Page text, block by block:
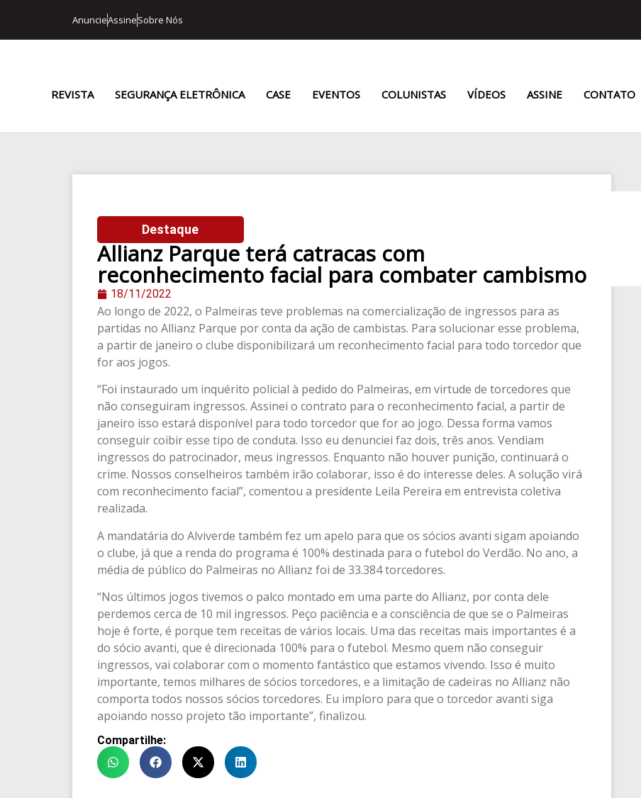
AnuncieAssineSobre Nós
REVISTA SEGURANÇA ELETRÔNICA CASE EVENTOS COLUNISTAS VÍDEOS ASSINE CONTATO
Destaque
Allianz Parque terá catracas com
reconhecimento facial para combater cambismo
18/11/2022
Ao longo de 2022, o Palmeiras teve problemas na comercialização de ingressos para as
partidas no Allianz Parque por conta da ação de cambistas. Para solucionar esse problema,
a partir de janeiro o clube disponibilizará um reconhecimento facial para todo torcedor que
for aos jogos.
“Foi instaurado um inquérito policial à pedido do Palmeiras, em virtude de torcedores que
não conseguiram ingressos. Assinei o contrato para o reconhecimento facial, a partir de
janeiro isso estará disponível para todo torcedor que for ao jogo. Dessa forma vamos
conseguir coibir esse tipo de conduta. Isso eu denunciei faz dois, três anos. Vendiam
ingressos do patrocinador, meus ingressos. Enquanto não houver punição, continuará o
crime. Nossos conselheiros também irão colaborar, isso é do interesse deles. A solução virá
com reconhecimento facial”, comentou a presidente Leila Pereira em entrevista coletiva
realizada.
A mandatária do Alviverde também fez um apelo para que os sócios avanti sigam apoiando
o clube, já que a renda do programa é 100% destinada para o futebol do Verdão. No ano, a
média de público do Palmeiras no Allianz foi de 33.384 torcedores.
“Nos últimos jogos tivemos o palco montado em uma parte do Allianz, por conta dele
perdemos cerca de 10 mil ingressos. Peço paciência e a consciência de que se o Palmeiras
hoje é forte, é porque tem receitas de vários locais. Uma das receitas mais importantes é a
do sócio avanti, que é direcionada 100% para o futebol. Mesmo quem não conseguir
ingressos, vai colaborar com o momento fantástico que estamos vivendo. Isso é muito
importante, temos milhares de sócios torcedores, e a limitação de cadeiras no Allianz não
comporta todos nossos sócios torcedores. Eu imploro para que o torcedor avanti siga
apoiando nosso projeto tão importante”, finalizou.
Compartilhe: